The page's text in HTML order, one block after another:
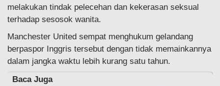
melakukan tindak pelecehan dan kekerasan seksual
terhadap sesosok wanita.
Manchester United sempat menghukum gelandang
berpaspor Inggris tersebut dengan tidak memainkannya
dalam jangka waktu lebih kurang satu tahun.
Baca Juga